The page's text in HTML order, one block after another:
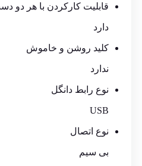
قابلیت کارکردن با هر دو
دارد
کلید روشن و خاموش
ندارد
نوع رابط دانگل
USB
نوع اتصال
بی سیم